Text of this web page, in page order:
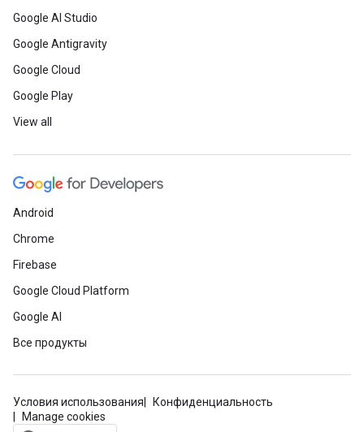
Google AI Studio
Google Antigravity
Google Cloud
Google Play
View all
Android
Chrome
Firebase
Google Cloud Platform
Google AI
Все продукты
Условия использования
Конфиденциальность
Manage cookies